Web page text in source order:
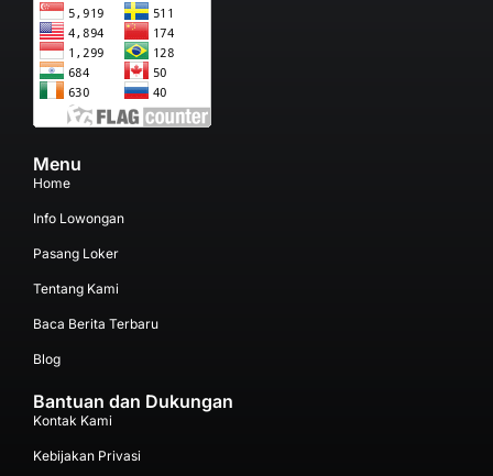
Menu
Home
Info Lowongan
Pasang Loker
Tentang Kami
Baca Berita Terbaru
Blog
Bantuan dan Dukungan
Kontak Kami
Kebijakan Privasi